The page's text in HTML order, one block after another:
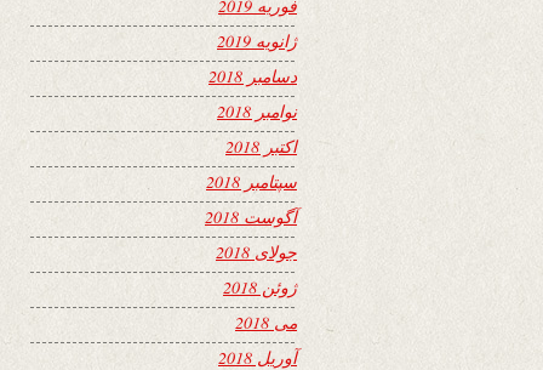
فوریه 2019
ژانویه 2019
دسامبر 2018
نوامبر 2018
اکتبر 2018
سپتامبر 2018
آگوست 2018
جولای 2018
ژوئن 2018
می 2018
آوریل 2018